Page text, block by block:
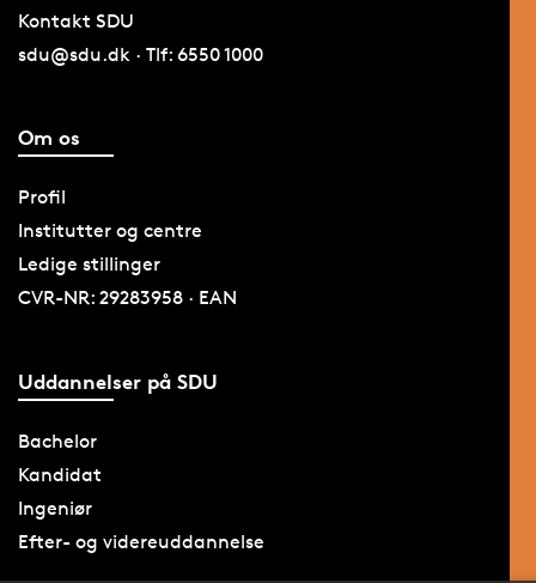
Kontakt SDU
sdu@sdu.dk · Tlf: 6550 1000
Om os
Profil
Institutter og centre
Ledige stillinger
CVR-NR: 29283958 · EAN
Uddannelser på SDU
Bachelor
Kandidat
Ingeniør
Efter- og videreuddannelse